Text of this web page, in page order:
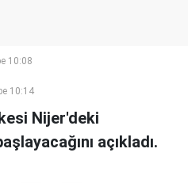
10:08
10:14
Nijer'deki
açıkladı.